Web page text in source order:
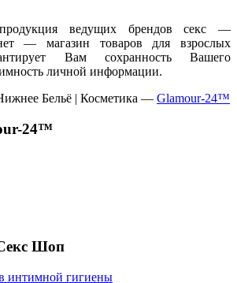
ведущих брендов секс —
— магазин товаров для взрослых
Вам сохранность Вашего
личной информации.
Бельё | Косметика — Glamour-24™
24™
Шоп
интимной гигиены